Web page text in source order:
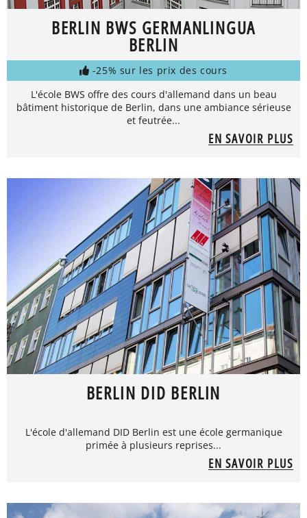
BERLIN BWS GERMANLINGUA
BERLIN
-25% sur les prix des cours
L'école BWS offre des cours d'allemand dans un beau
bâtiment historique de Berlin, dans une ambiance sérieuse
et feutrée...
EN SAVOIR PLUS
BERLIN DID BERLIN
L'école d'allemand DID Berlin est une école germanique
primée à plusieurs reprises...
EN SAVOIR PLUS